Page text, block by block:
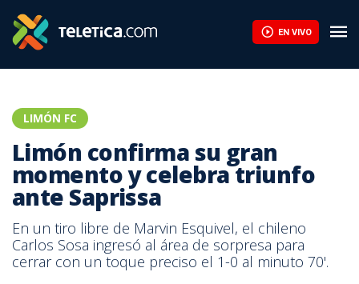
EN VIVO
LIMÓN FC
Limón confirma su gran
momento y celebra triunfo
ante Saprissa
En un tiro libre de Marvin Esquivel, el chileno
Carlos Sosa ingresó al área de sorpresa para
cerrar con un toque preciso el 1-0 al minuto 70'.